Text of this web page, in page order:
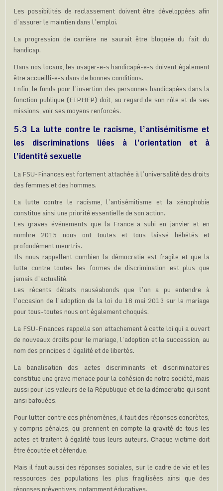
Les possibilités de reclassement doivent être développées afin
d’assurer le maintien dans l’emploi.
La progression de carrière ne saurait être bloquée du fait du
handicap.
Dans nos locaux, les usager-e-s handicapé-e-s doivent également
être accueilli-e-s dans de bonnes conditions.
Enfin, le fonds pour l’insertion des personnes handicapées dans la
fonction publique (FIPHFP) doit, au regard de son rôle et de ses
missions, voir ses moyens renforcés.
5.3 La lutte contre le racisme, l’antisémitisme et
les discriminations liées à l’orientation et à
l’identité sexuelle
La FSU-Finances est fortement attachée à l’universalité des droits
des femmes et des hommes.
La lutte contre le racisme, l’antisémitisme et la xénophobie
constitue ainsi une priorité essentielle de son action.
Les graves événements que la France a subi en janvier et en
nombre 2015 nous ont toutes et tous laissé hébétés et
profondément meurtris.
Ils nous rappellent combien la démocratie est fragile et que la
lutte contre toutes les formes de discrimination est plus que
jamais d’actualité.
Les récents débats nauséabonds que l’on a pu entendre à
l’occasion de l’adoption de la loi du 18 mai 2013 sur le mariage
pour tous-toutes nous ont également choqués.
La FSU-Finances rappelle son attachement à cette loi qui a ouvert
de nouveaux droits pour le mariage, l’adoption et la succession, au
nom des principes d’égalité et de libertés.
La banalisation des actes discriminants et discriminatoires
constitue une grave menace pour la cohésion de notre société, mais
aussi pour les valeurs de la République et de la démocratie qui sont
ainsi bafouées.
Pour lutter contre ces phénomènes, il faut des réponses concrètes,
y compris pénales, qui prennent en compte la gravité de tous les
actes et traitent à égalité tous leurs auteurs. Chaque victime doit
être écoutée et défendue.
Mais il faut aussi des réponses sociales, sur le cadre de vie et les
ressources des populations les plus fragilisées ainsi que des